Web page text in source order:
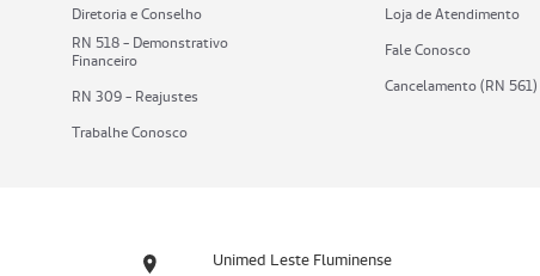
Diretoria e Conselho
RN 518 - Demonstrativo
Financeiro
RN 309 - Reajustes
Trabalhe Conosco
Loja de Atendimento
Fale Conosco
Cancelamento (RN 561)
Unimed Leste Fluminense